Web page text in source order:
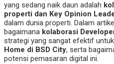
yang sedang naik daun adalah
properti dan Key Opinion
dalam dunia properti. Dalam
bagaimana kolaborasi
strategi yang sangat efektif
Home di BSD City, serta
potensi pemasaran digital ini.